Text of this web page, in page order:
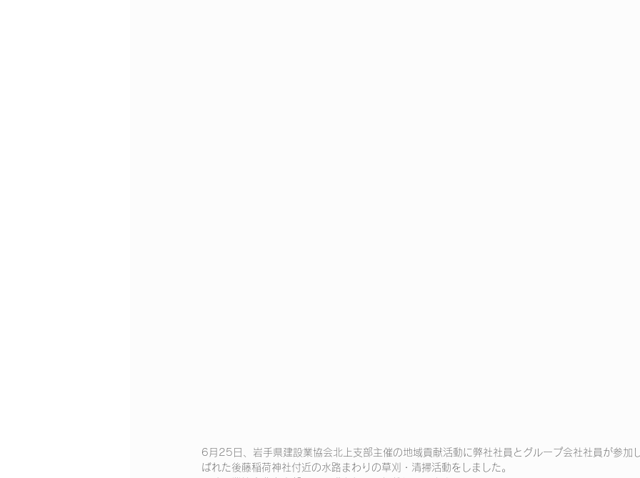
6月25日、岩手県建設業協会北上支部主催の地域貢献活動に弊社社員とグループ会社社員が参加
ばれた後藤稲荷神社付近の水路まわりの草刈・清掃活動をしました。